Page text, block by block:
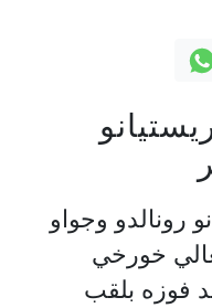
رونالدو وجواو
خورخي
فوزه بلقب